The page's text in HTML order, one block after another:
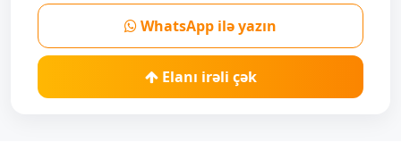
WhatsApp ilə yazın
Elanı irəli çək